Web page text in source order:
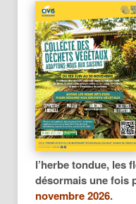
l’herbe tondue, les
désormais une fois
novembre 2026.